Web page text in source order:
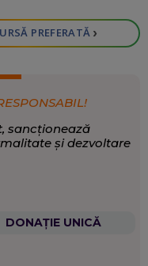
PREFERATĂ ›
sancționează
și dezvoltare
DONAȚIE UNICĂ